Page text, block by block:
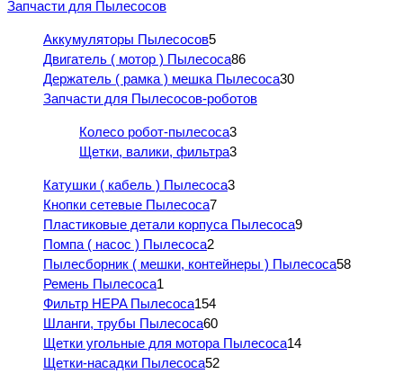
Запчасти для Пылесосов
Аккумуляторы Пылесосов5
Двигатель ( мотор ) Пылесоса86
Держатель ( рамка ) мешка Пылесоса30
Запчасти для Пылесосов-роботов
Колесо робот-пылесоса3
Щетки, валики, фильтра3
Катушки ( кабель ) Пылесоса3
Кнопки сетевые Пылесоса7
Пластиковые детали корпуса Пылесоса9
Помпа ( насос ) Пылесоса2
Пылесборник ( мешки, контейнеры ) Пылесоса58
Ремень Пылесоса1
Фильтр HEPA Пылесоса154
Шланги, трубы Пылесоса60
Щетки угольные для мотора Пылесоса14
Щетки-насадки Пылесоса52